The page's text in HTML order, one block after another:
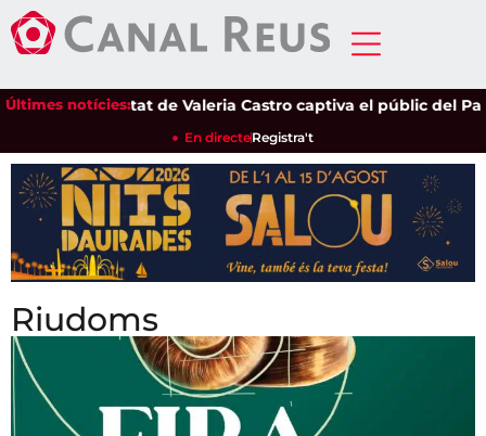
Últimes notícies:
sensibilitat de Valeria Castro captiva el públic del Parc del
En directeRegistra't
Riudoms